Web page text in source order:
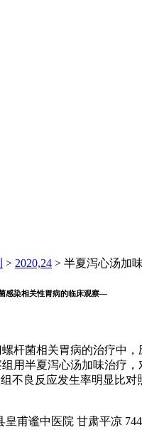
> 2020,24 > 半夏泻心汤加
感染相关性胃病的临床观察—
杆菌相关胃病的治疗中
用半夏泻心汤加味治疗
不良反应发生率明显比
皇甫谧中医院 甘肃平凉